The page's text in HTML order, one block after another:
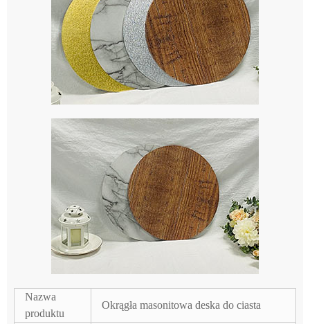
Nazwa
produktu
Okrągła masonitowa deska do ciasta